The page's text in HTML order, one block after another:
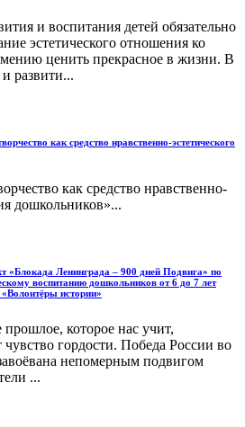
и воспитания детей обязательно
эстетического отношения ко
ценить прекрасное в жизни. В
развити...
как средство нравственно-эстетического
как средство нравственно-
дошкольников»...
«Блокада Ленинграда – 900 дней Подвига» по
воспитанию дошкольников от 6 до 7 лет
истории»
которое нас учит,
гордости. Победа России во
непомерным подвигом
...